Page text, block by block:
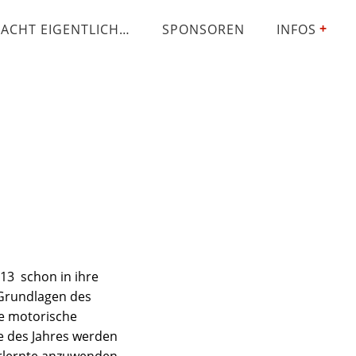
EIGENTLICH… SPONSOREN INFOS
schon in ihre
des
motorische
Jahres werden